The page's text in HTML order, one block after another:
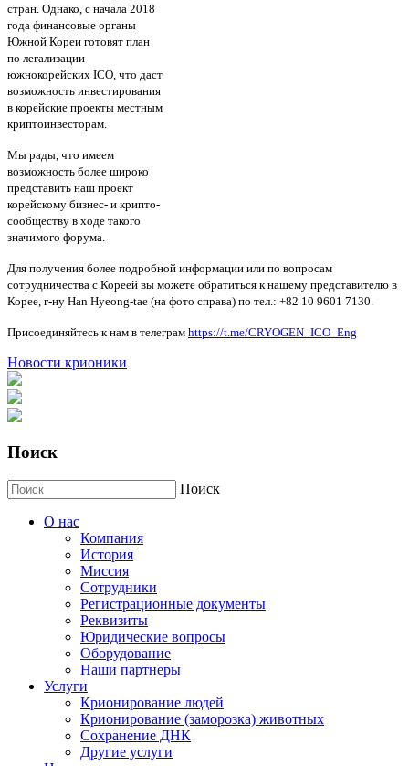
стран. Однако, с начала 2018
года финансовые органы
Южной Кореи готовят план
по легализации
южнокорейских ICO, что даст
возможность инвестирования
в корейские проекты местным
криптоинвесторам.
Мы рады, что имеем
возможность более широко
представить наш проект
корейскому бизнес- и крипто-
сообществу в ходе такого
значимого форума.
Для получения более подробной информации или по вопросам
сотрудничества с Кореей вы можете обратиться к нашему представителю в
Корее, г-ну Han Hyeong-tae (на фото справа) по тел.: +82 10 9601 7130.
Присоединяйтесь к нам в телеграм https://t.me/CRYOGEN_ICO_Eng
Новости крионики
Поиск
Поиск
О нас
Компания
История
Миссия
Сотрудники
Регистрационные документы
Реквизиты
Юридические вопросы
Оборудование
Наши партнеры
Услуги
Крионирование людей
Крионирование (заморозка) животных
Сохранение ДНК
Другие услуги